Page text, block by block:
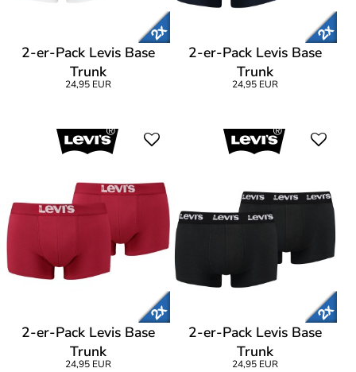
2-er-Pack Levis Base
Trunk
24,95 EUR
2-er-Pack Levis Base
Trunk
24,95 EUR
2-er-Pack Levis Base
Trunk
24,95 EUR
2-er-Pack Levis Base
Trunk
24,95 EUR